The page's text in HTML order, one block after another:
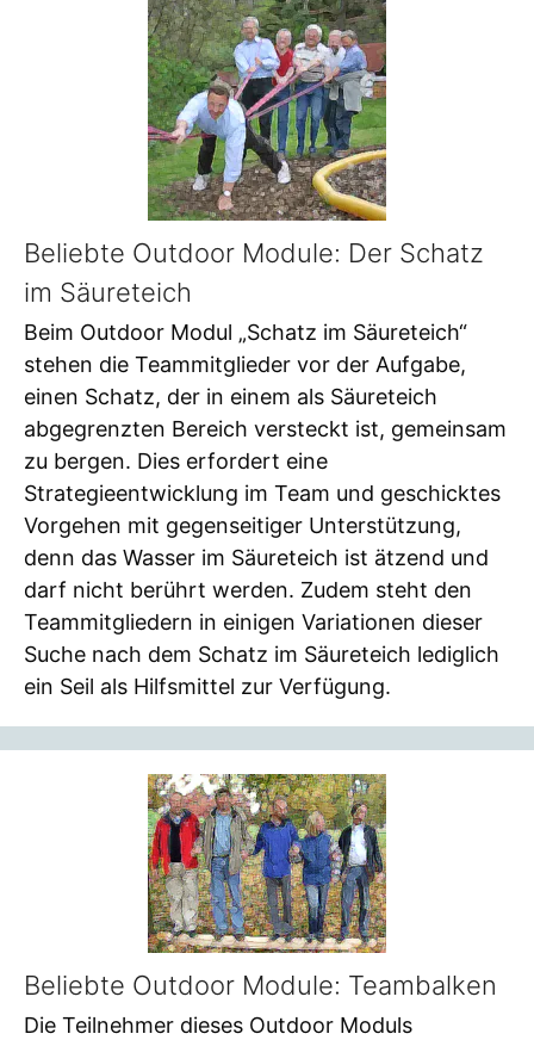
Beliebte Outdoor Module: Der Schatz
im Säureteich
Beim Outdoor Modul „Schatz im Säureteich“
stehen die Teammitglieder vor der Aufgabe,
einen Schatz, der in einem als Säureteich
abgegrenzten Bereich versteckt ist, gemeinsam
zu bergen. Dies erfordert eine
Strategieentwicklung im Team und geschicktes
Vorgehen mit gegenseitiger Unterstützung,
denn das Wasser im Säureteich ist ätzend und
darf nicht berührt werden. Zudem steht den
Teammitgliedern in einigen Variationen dieser
Suche nach dem Schatz im Säureteich lediglich
ein Seil als Hilfsmittel zur Verfügung.
Beliebte Outdoor Module: Teambalken
Die Teilnehmer dieses Outdoor Moduls